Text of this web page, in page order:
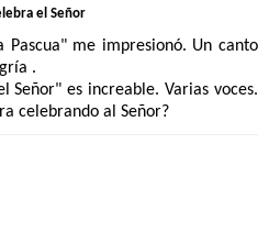
el Señor
Pascua" me impresionó. Un canto
.
Señor" es increable. Varias voces.
celebrando al Señor?